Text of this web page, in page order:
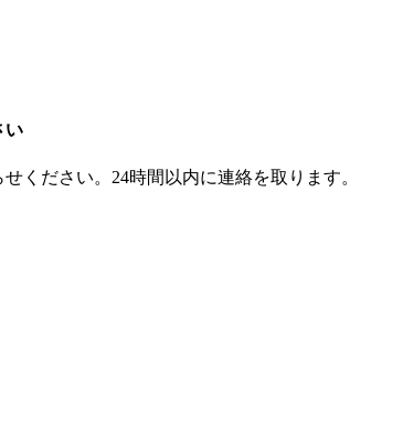
い
ください。24時間以内に連絡を取ります。